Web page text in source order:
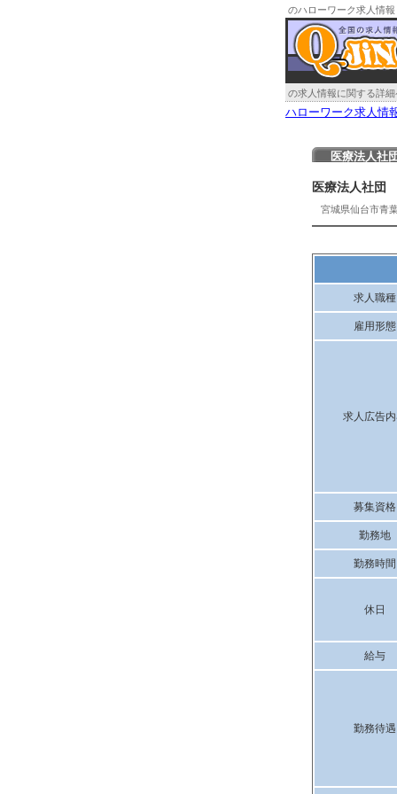
のハローワーク求人情報
の求人情報に関する詳
ハローワーク求人情
医療法人社
医療法人社団
宮城県仙台市青
求人職種
雇用形態
求人広告
募集資格
勤務地
勤務時間
休日
給与
勤務待遇